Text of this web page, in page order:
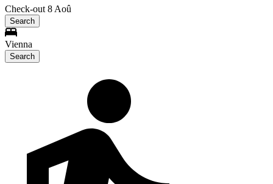
Check-out 8 Aoû
Search
Vienna
Search